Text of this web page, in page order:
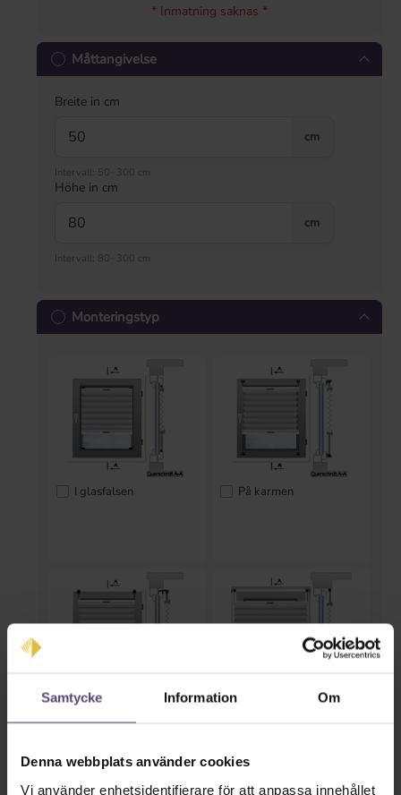
Samtycke Information Om
Denna webbplats använder cookies
Vi använder enhetsidentifierare för att anpassa innehållet
* Inmatning saknas *
Måttangivelse
Breite in cm
cm
Intervall: 50–300 cm
Höhe in cm
cm
Intervall: 80–300 cm
Monteringstyp
I glasfalsen På karmen
På karmen med
klämfästen (utan